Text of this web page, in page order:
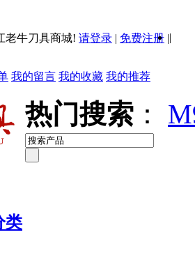
老牛刀具商城! 请登录 | 免费注册 ||
我的留言 我的收藏 我的推荐
热门搜索 ：
类